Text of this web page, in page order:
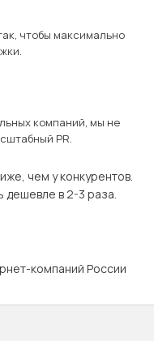
чтобы максимально
компаний, мы не
PR.
чем у конкурентов.
дешевле в 2-3 раза.
компаний России